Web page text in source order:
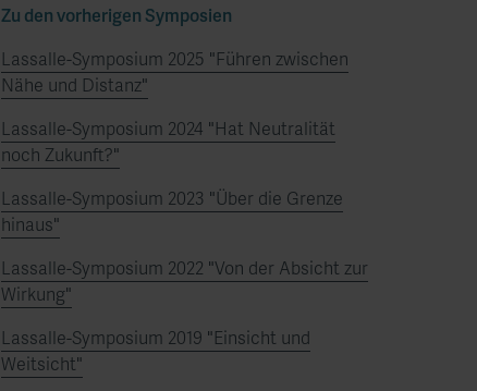
Zu den vorherigen Symposien
Lassalle-Symposium 2025 "Führen zwischen
Nähe und Distanz"
Lassalle-Symposium 2024 "Hat Neutralität
noch Zukunft?"
Lassalle-Symposium 2023 "Über die Grenze
hinaus"
Lassalle-Symposium 2022 "Von der Absicht zur
Wirkung"
Lassalle-Symposium 2019 "Einsicht und
Weitsicht"